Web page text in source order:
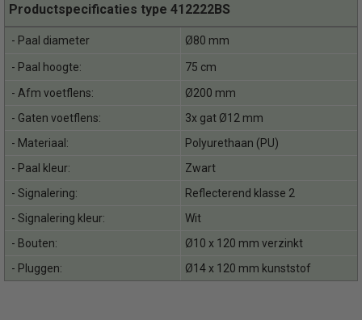
Productspecificaties type 412222BS
- Paal diameter Ø80 mm
- Paal hoogte:
75 cm
- Afm voetflens:
Ø200 mm
- Gaten voetflens:
3x gat Ø12 mm
- Materiaal:
Polyurethaan (PU)
- Paal kleur:
Zwart
- Signalering:
Reflecterend klasse 2
- Signalering kleur:
Wit
- Bouten:
Ø10 x 120 mm verzinkt
- Pluggen:
Ø14 x 120 mm kunststof